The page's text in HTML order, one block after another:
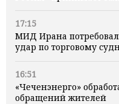
17:15
МИД Ирана
удар по торговому
16:51
«Чеченэнерго»
обращений жителей